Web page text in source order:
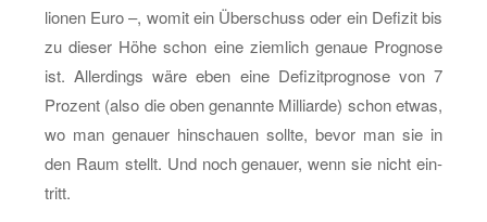
kas­
sen
lio­nen Euro –, womit ein Über­schuss oder ein De­fi­zit bis
zu die­ser Höhe schon eine ziem­lich ge­naue Pro­gno­se
ist. Al­ler­dings wäre eben eine De­fi­zit­pro­gno­se von 7
Pro­zent (also die oben ge­nann­te Mil­li­ar­de) schon etwas,
wo man ge­nau­er hin­schau­en soll­te, bevor man sie in
den Raum stellt. Und noch ge­nau­er, wenn sie nicht ein­
tritt.